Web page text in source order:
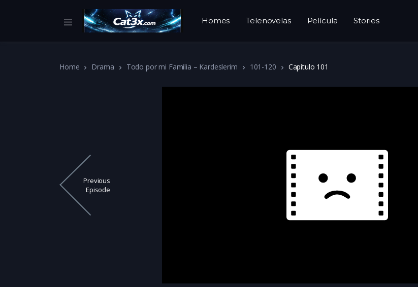
Homes Telenovelas Película Stories
Home Drama Todo por mi Familia – Kardeslerim 101-120 Capítulo 101
Previous
Episode